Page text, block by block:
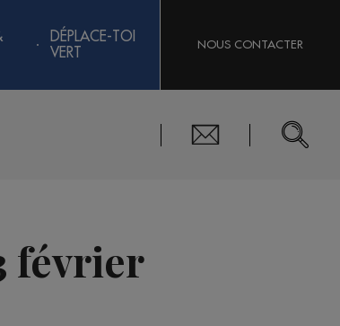
DÉPLACE-TOI
VERT
NOUS CONTACTER
février